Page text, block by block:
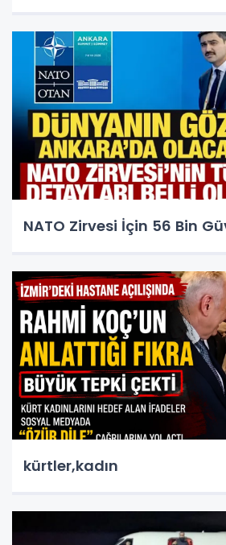
NATO Zirvesi İçin 56 Bin
kürtler,kadın